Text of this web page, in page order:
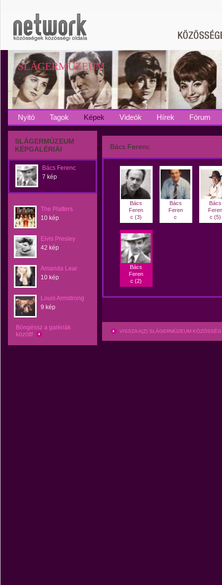
SLÁGERMÚZEUM
Nyitó Tagok Képek Videók Hírek Fórum
SLÁGERMÚZEUM
KÉPGALÉRIÁI
Bács Ferenc
7 kép
The Platters
10 kép
Elvis Presley
42 kép
Amanda Lear
10 kép
Louis Armstrong
9 kép
Böngéssz a galériák
között!
Bács Ferenc
Bács
Feren
c (3)
Bács
Feren
c
Bács
Feren
c (5)
Bács
Feren
c (2)
VISSZA A(Z) SLÁGERMÚZEUM